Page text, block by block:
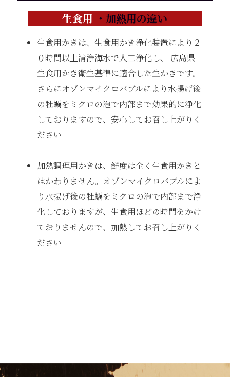
生食用 ・加熱用の違い
生食用かきは、生食用かき浄化装置により２
０時間以上清浄海水で人工浄化し、 広島県
生食用かき衛生基準に適合した生かきです。
さらにオゾンマイクロバブルにより水揚げ後
の牡蠣をミクロの泡で内部まで効果的に浄化
しておりますので、安心してお召し上がりく
ださい
加熱調理用かきは、鮮度は全く生食用かきと
はかわりません。オゾンマイクロバブルによ
り水揚げ後の牡蠣をミクロの泡で内部まで浄
化しておりますが、生食用ほどの時間をかけ
ておりませんので、加熱してお召し上がりく
ださい